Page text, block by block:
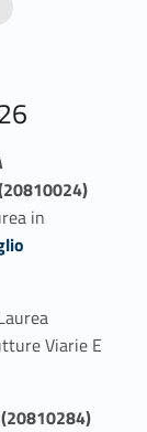
(20810024)
in
Viarie E
(20810284)